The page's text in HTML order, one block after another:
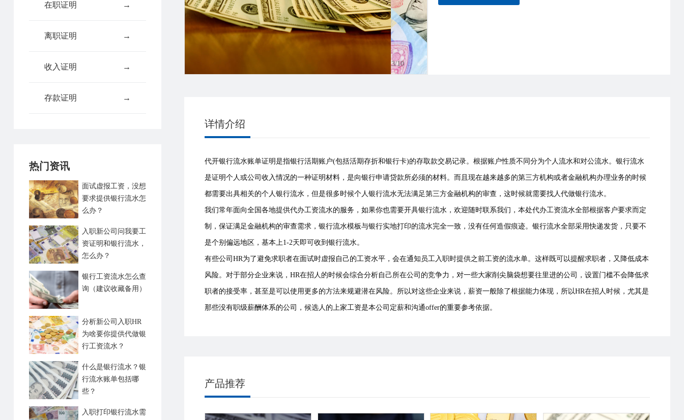
在职证明 →
离职证明 →
收入证明 →
存款证明 →
热门资讯
面试虚报工资，没想
要求提供银行流水怎
么办？
入职新公司问我要工
资证明和银行流水，
怎么办？
银行工资流水怎么查
询（建议收藏备用）
分析新公司入职HR
为啥要你提供代做银
行工资流水？
什么是银行流水？银
行流水账单包括哪
些？
入职打印银行流水需
3/10
详情介绍
代开银行流水账单证明是指银行活期账户(包括活期存折和银行卡)的存取款交易记录。根据账户性质不同分为个人流水和对公流水。银行流水
是证明个人或公司收入情况的一种证明材料，是向银行申请贷款所必须的材料。而且现在越来越多的第三方机构或者金融机构办理业务的时候
都需要出具相关的个人银行流水，但是很多时候个人银行流水无法满足第三方金融机构的审查，这时候就需要找人代做银行流水。
我们常年面向全国各地提供代办工资流水的服务，如果你也需要开具银行流水，欢迎随时联系我们，本处代办工资流水全部根据客户要求而定
制，保证满足金融机构的审查需求，银行流水模板与银行实地打印的流水完全一致，没有任何造假痕迹。银行流水全部采用快递发货，只要不
是个别偏远地区，基本上1-2天即可收到银行流水。
有些公司HR为了避免求职者在面试时虚报自己的工资水平，会在通知员工入职时提供之前工资的流水单。这样既可以提醒求职者，又降低成本
风险。对于部分企业来说，HR在招人的时候会综合分析自己所在公司的竞争力，对一些大家削尖脑袋想要往里进的公司，设置门槛不会降低求
职者的接受率，甚至是可以使用更多的方法来规避潜在风险。所以对这些企业来说，薪资一般除了根据能力体现，所以HR在招人时候，尤其是
那些没有职级薪酬体系的公司，候选人的上家工资是本公司定薪和沟通offer的重要参考依据。
产品推荐